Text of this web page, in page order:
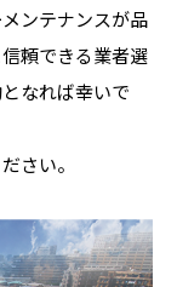
ンテナンスが品
頼できる業者選
なれば幸いで
さい。